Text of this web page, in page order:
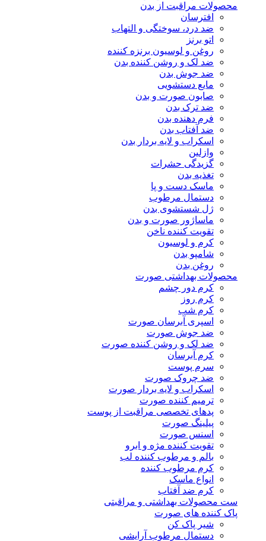
محصولات مراقبت از بدن
افترسان
ضد درد، سوختگی و التهاب
اتو برنز
روغن و لوسیون برنزه کننده
ضد لک و روشن کننده بدن
ضد جوش بدن
مایع دستشویی
صابون صورت و بدن
ضد ترک بدن
فرم دهنده بدن
ضد آفتاب بدن
اسکراب و لایه بردار بدن
وازلین
گزیدگی حشرات
تغذیه بدن
ماسک دست و پا
دستمال مرطوب
ژل شستشوی بدن
ماساژور صورت و بدن
تقویت کننده ناخن
کرم و لوسیون
شامپو بدن
روغن بدن
محصولات بهداشتی صورت
کرم دور چشم
کرم روز
کرم شب
اسپری آبرسان صورت
ضد جوش صورت
ضد لک و روشن کننده صورت
کرم آبرسان
سرم پوست
ضد چروک صورت
اسکراب و لایه بردار صورت
ترمیم کننده صورت
پدهای تخصصی مراقبت از پوست
پیلینگ صورت
اسنس صورت
تقویت کننده مژه و ابرو
بالم و مرطوب کننده لب
کرم مرطوب کننده
انواع ماسک
کرم ضد آفتاب
ست محصولات بهداشتی و مراقبتی
پاک کننده های صورت
شیر پاک کن
دستمال مرطوب آرایشی